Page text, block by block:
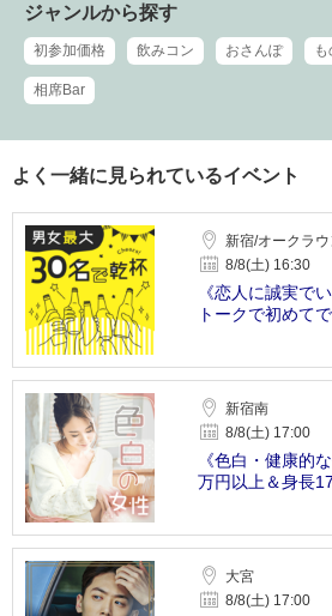
ジャンルから探す
初参加価格 飲みコン おさんぽ
相席Bar
よく一緒に見られているイベント
新宿/オークラウ
8/8(土) 16:30
《恋人に誠実で
トークで初めて
新宿南
8/8(土) 17:00
《色白・健康的
万円以上＆身長
大宮
8/8(土) 17:00